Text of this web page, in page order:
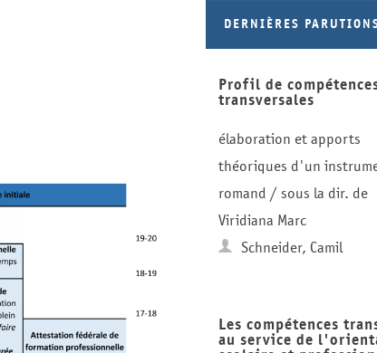
DERNIÈRES
Profil de
transversales
élaboration et apports
théoriques d'un
romand / sous la dir. de
Viridiana Marc
Schneider, Camil
Les compétences
au service de